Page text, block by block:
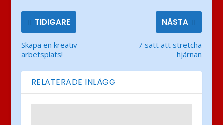
TIDIGARE
Skapa en kreativ
arbetsplats!
NÄSTA
7 sätt att stretcha
hjärnan
RELATERADE INLÄGG